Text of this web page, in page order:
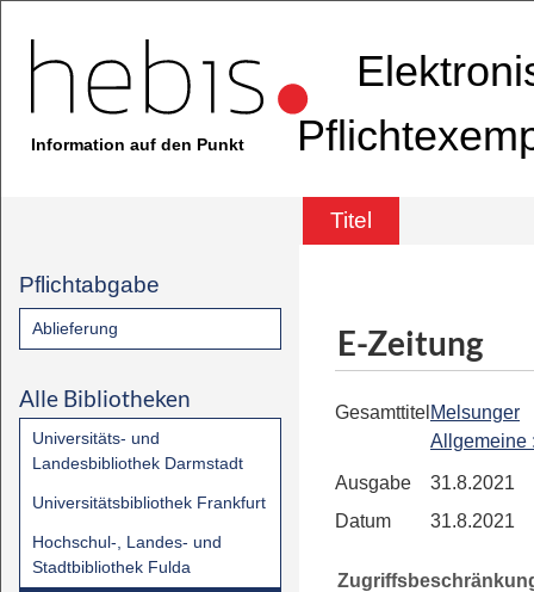
Information auf den Punkt
Titel
Pflichtabgabe
Ablieferung
Alle Bibliotheken
Universitäts- und
Landesbibliothek Darmstadt
Universitätsbibliothek Frankfurt
Hochschul-, Landes- und
Stadtbibliothek Fulda
E-Zeitung
Gesamttitel Melsunger
Allgemeine
Ausgabe
31.8.2021
Datum
31.8.2021